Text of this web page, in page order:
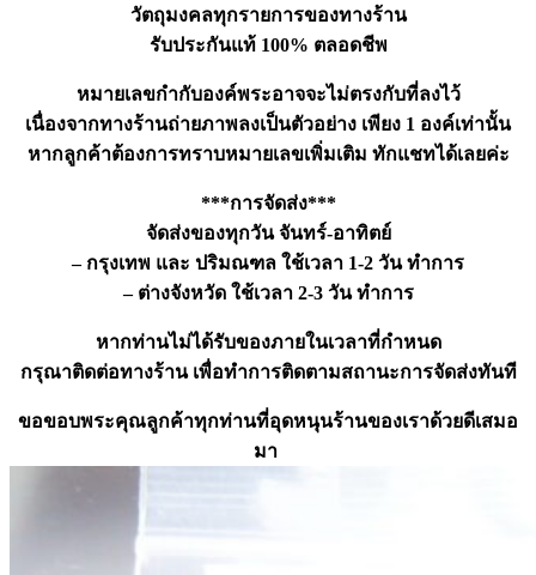
วัตถุมงคลทุกรายการของทางร้าน
รับประกันแท้ 100% ตลอดชีพ
หมายเลขกำกับองค์พระอาจจะไม่ตรงกับที่ลงไว้
เนื่องจากทางร้านถ่ายภาพลงเป็นตัวอย่าง เพียง 1 องค์เท่านั้น
หากลูกค้าต้องการทราบหมายเลขเพิ่มเติม ทักแชทได้เลยค่ะ
***การจัดส่ง***
จัดส่งของทุกวัน จันทร์-อาทิตย์
– กรุงเทพ และ ปริมณฑล ใช้เวลา 1-2 วัน ทำการ
– ต่างจังหวัด ใช้เวลา 2-3 วัน ทำการ
หากท่านไม่ได้รับของภายในเวลาที่กำหนด
กรุณาติดต่อทางร้าน เพื่อทำการติดตามสถานะการจัดส่งทันที
ขอขอบพระคุณลูกค้าทุกท่านที่อุดหนุนร้านของเราด้วยดีเสมอ
มา